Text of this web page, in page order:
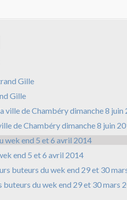
Gille
de Chambéry dimanche 8 juin
end 5 et 6 avril 2014
buteurs du wek end 29 et 30 mars